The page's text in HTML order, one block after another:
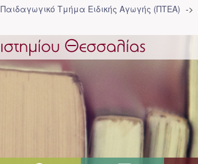
Παιδαγωγικό Τμήμα Ειδικής Αγωγής (ΠΤΕΑ)